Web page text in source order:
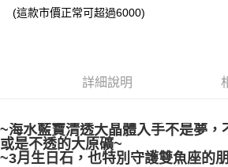
郵局幫你送（離島）
付款後門市自取
免運費
(這款市價正常可超過6000)
詳細說明
~海水藍寶清透大晶體入手不是夢，
或是不透的大原礦~
~3月生日石，也特別守護雙魚座的